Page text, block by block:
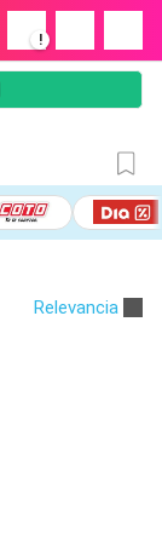
!
Relevancia